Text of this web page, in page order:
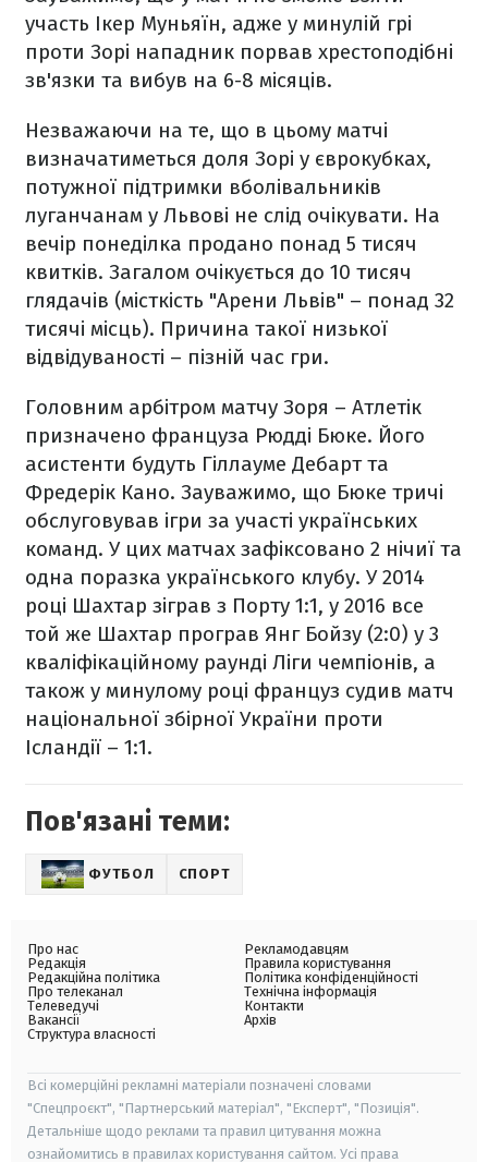
участь Ікер Муньяїн, адже у минулій грі
проти Зорі нападник порвав хрестоподібні
зв'язки та вибув на 6-8 місяців.
Незважаючи на те, що в цьому матчі
визначатиметься доля Зорі у єврокубках,
потужної підтримки вболівальників
луганчанам у Львові не слід очікувати. На
вечір понеділка продано понад 5 тисяч
квитків. Загалом очікується до 10 тисяч
глядачів (місткість "Арени Львів" – понад 32
тисячі місць). Причина такої низької
відвідуваності – пізній час гри.
Головним арбітром матчу Зоря – Атлетік
призначено француза Рюдді Бюке. Його
асистенти будуть Гіллауме Дебарт та
Фредерік Кано. Зауважимо, що Бюке тричі
обслуговував ігри за участі українських
команд. У цих матчах зафіксовано 2 нічиї та
одна поразка українського клубу. У 2014
році Шахтар зіграв з Порту 1:1, у 2016 все
той же Шахтар програв Янг Бойзу (2:0) у 3
кваліфікаційному раунді Ліги чемпіонів, а
також у минулому році француз судив матч
національної збірної України проти
Ісландії – 1:1.
Пов'язані теми:
ФУТБОЛ СПОРТ
Про нас
Редакція
Редакційна політика
Про телеканал
Телеведучі
Вакансії
Структура власності
Рекламодавцям
Правила користування
Політика конфіденційності
Технічна інформація
Контакти
Архів
Всі комерційні рекламні матеріали позначені словами
"Спецпроєкт", "Партнерський матеріал", "Експерт", "Позиція".
Детальніше щодо реклами та правил цитування можна
ознайомитись в правилах користування сайтом. Усі права